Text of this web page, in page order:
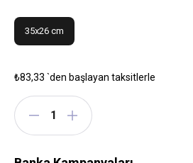
35x26 cm
₺83,33 `den başlayan taksitlerle